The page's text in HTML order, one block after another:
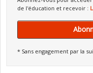
de l'éducation et recevoir :
* Sans engagement par la